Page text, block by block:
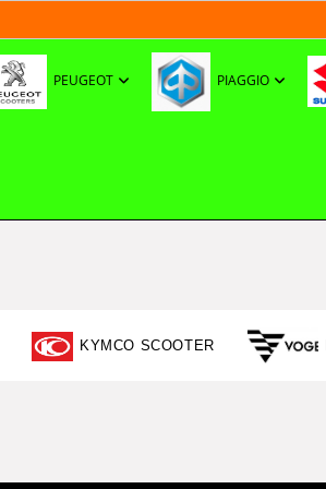
PEUGEOT PIAGGIO
KYMCO SCOOTER